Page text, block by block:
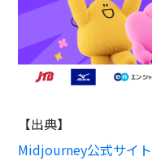
【出典】
Midjourney公式サイト